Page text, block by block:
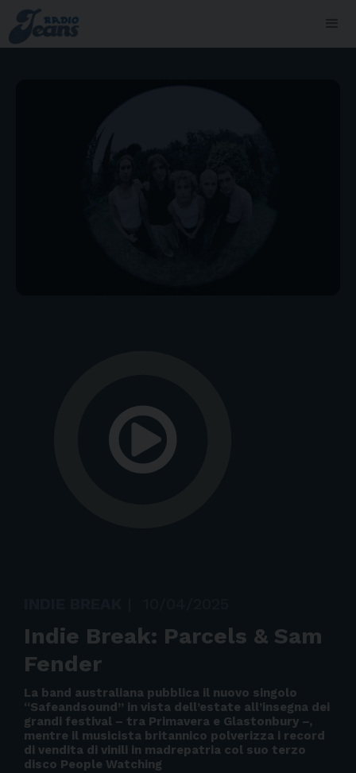
Indie Break: Parcels & Sam
Fender
La band australiana pubblica il nuovo singolo
“Safeandsound” in vista dell’estate all’insegna dei
grandi festival – tra Primavera e Glastonbury –,
mentre il musicista britannico polverizza i record
di vendita di vinili in madrepatria col suo terzo
disco People Watching